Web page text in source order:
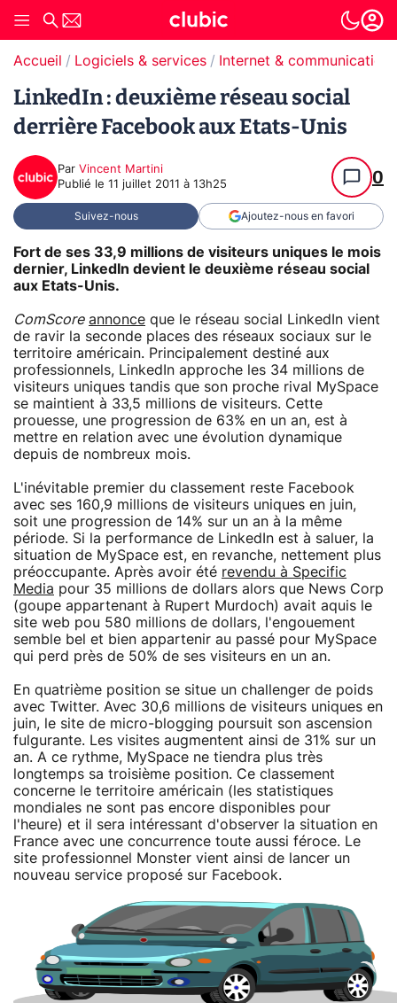
Accueil Logiciels & services Internet & communication
LinkedIn : deuxième réseau social
derrière Facebook aux Etats-Unis
Par Vincent Martini
Publié le 11 juillet 2011 à 13h25 0
Suivez-nous Ajoutez-nous en favori
Fort de ses 33,9 millions de visiteurs uniques le mois
dernier, LinkedIn devient le deuxième réseau social
aux Etats-Unis.
ComScore annonce que le réseau social LinkedIn vient
de ravir la seconde places des réseaux sociaux sur le
territoire américain. Principalement destiné aux
professionnels, LinkedIn approche les 34 millions de
visiteurs uniques tandis que son proche rival MySpace
se maintient à 33,5 millions de visiteurs. Cette
prouesse, une progression de 63% en un an, est à
mettre en relation avec une évolution dynamique
depuis de nombreux mois.
L'inévitable premier du classement reste Facebook
avec ses 160,9 millions de visiteurs uniques en juin,
soit une progression de 14% sur un an à la même
période. Si la performance de LinkedIn est à saluer, la
situation de MySpace est, en revanche, nettement plus
préoccupante. Après avoir été revendu à Specific
Media pour 35 millions de dollars alors que News Corp
(goupe appartenant à Rupert Murdoch) avait aquis le
site web pou 580 millions de dollars, l'engouement
semble bel et bien appartenir au passé pour MySpace
qui perd près de 50% de ses visiteurs en un an.
En quatrième position se situe un challenger de poids
avec Twitter. Avec 30,6 millions de visiteurs uniques en
juin, le site de micro-blogging poursuit son ascension
fulgurante. Les visites augmentent ainsi de 31% sur un
an. A ce rythme, MySpace ne tiendra plus très
longtemps sa troisième position. Ce classement
concerne le territoire américain (les statistiques
mondiales ne sont pas encore disponibles pour
l'heure) et il sera intéressant d'observer la situation en
France avec une concurrence toute aussi féroce. Le
site professionnel Monster vient ainsi de lancer un
nouveau service proposé sur Facebook.